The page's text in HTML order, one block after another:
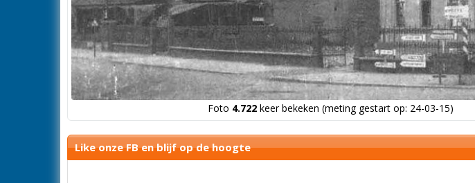
Foto 4.722keer bekeken (meting gestart op: 24-03-15)
Like onze FB en blijf op de hoogte